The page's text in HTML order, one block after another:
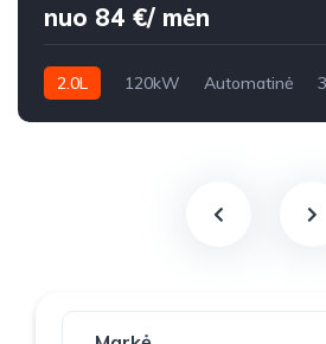
nuo 84 €/ mėn
2.0L 120kW Automatinė